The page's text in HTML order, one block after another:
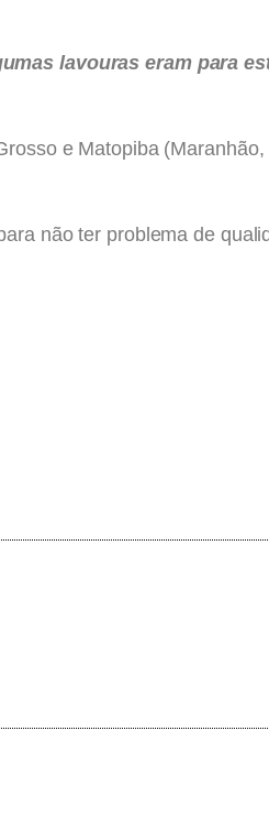
lavouras eram para
e Matopiba (Maranhão,
não ter problema de